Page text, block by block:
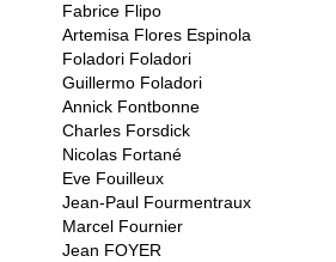
Fabrice Flipo
Artemisa Flores Espinola
Foladori Foladori
Guillermo Foladori
Annick Fontbonne
Charles Forsdick
Nicolas Fortané
Eve Fouilleux
Jean-Paul Fourmentraux
Marcel Fournier
Jean FOYER